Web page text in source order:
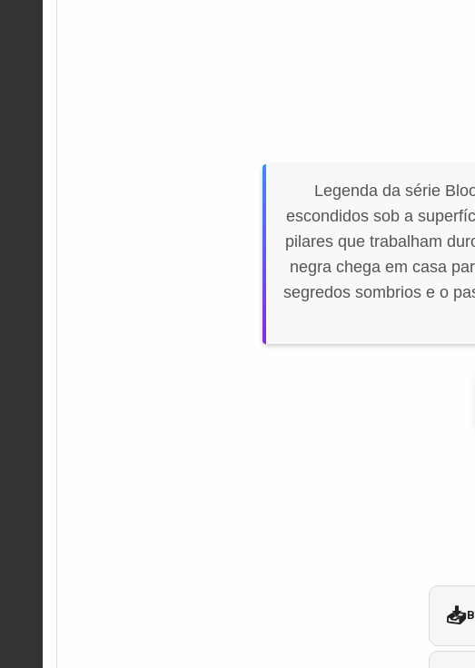
Legenda da série
escondidos sob a
pilares que trabalham
negra chega em casa
segredos sombrios e o
📥